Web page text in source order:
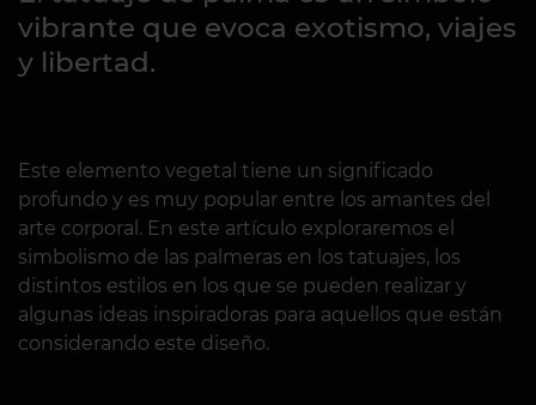
vibrante que evoca exotismo, viajes
y libertad.
Este elemento vegetal tiene un significado
profundo y es muy popular entre los amantes del
arte corporal. En este artículo exploraremos el
simbolismo de las palmeras en los tatuajes, los
distintos estilos en los que se pueden realizar y
algunas ideas inspiradoras para aquellos que están
considerando este diseño.